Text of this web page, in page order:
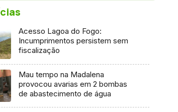
Acesso Lagoa do Fogo:
Incumprimentos persistem sem
fiscalização
Mau tempo na Madalena
provocou avarias em 2 bombas
de abastecimento de água